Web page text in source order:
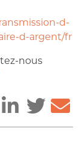
d-
d-argent/fr
nous